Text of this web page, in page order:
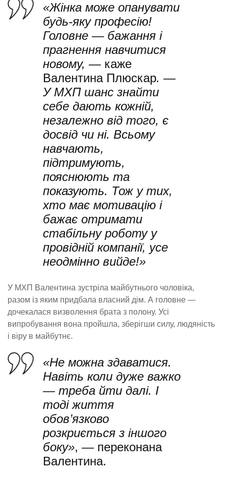
«Жінка може опанувати
будь-яку професію!
Головне — бажання і
прагнення навчитися
новому, — каже
Валентина Плюскар. —
У МХП шанс знайти
себе дають кожній,
незалежно від того, є
досвід чи ні. Всьому
навчають,
підтримують,
пояснюють та
показують. Тож у тих,
хто має мотивацію і
бажає отримати
стабільну роботу у
провідній компанії, усе
неодмінно вийде!»
У МХП Валентина зустріла майбутнього чоловіка,
разом із яким придбала власний дім. А головне —
дочекалася визволення брата з полону. Усі
випробування вона пройшла, зберігши силу, людяність
і віру в майбутнє.
«Не можна здаватися.
Навіть коли дуже важко
— треба йти далі. І
тоді життя
обов’язково
розкриється з іншого
боку», — переконана
Валентина.